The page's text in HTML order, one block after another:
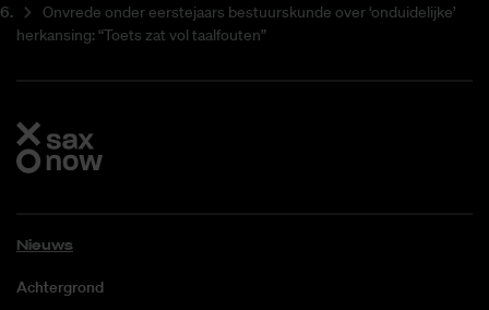
Onvrede onder eerstejaars bestuurskunde over ‘onduidelijke’
herkansing: “Toets zat vol taalfouten”
Nieuws
Achtergrond